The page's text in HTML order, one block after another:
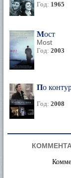
Год: 1965
Мост
Most
Год: 2003
По
Год: 2008